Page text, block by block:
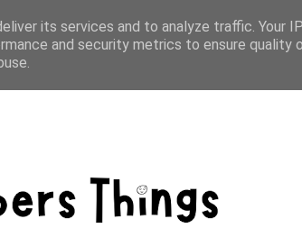
its services and to analyze traffic. Your
and security metrics to ensure quality